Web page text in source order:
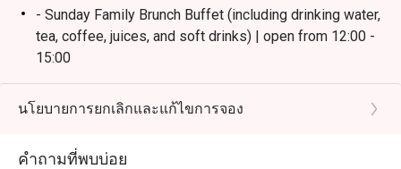
・เหมาะสำหรับนักท่องเที่ยวที่มองหาบุฟเฟ่ต์คุณภาพ พร้อม
วิวริมแม่น้ำ และตั้งอยู่ใกล้ไอคอนสยาม เดินทางสะดวก
เพียงเลือกเวลาที่ต้องการเพื่อรับส่วนลดค่าอาหารตามช่วง
- Sunday Family Brunch Buffet (including drinking water,
tea, coffee, juices, and soft drinks) | open from 12:00 -
15:00
- Friday & Saturday Dinner Buffet(including drinking
water, tea, coffee, juices, and soft drinks) | open from
- Monday - Thursday: A La Carte menu start 12.00-9.30
นโยบายการยกเลิกและแก้ไขการจอง
คำถามที่พบบ่อย